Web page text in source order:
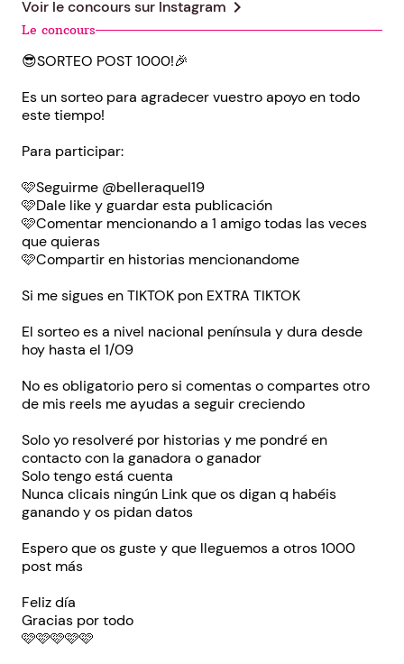
Voir le concours sur Instagram chevron_right
Le concours
😎SORTEO POST 1000!🎉
Es un sorteo para agradecer vuestro apoyo en todo
este tiempo!
Para participar:
🩷Seguirme @belleraquel19
🩷Dale like y guardar esta publicación
🩷Comentar mencionando a 1 amigo todas las veces
que quieras
🩷Compartir en historias mencionandome
Si me sigues en TIKTOK pon EXTRA TIKTOK
El sorteo es a nivel nacional península y dura desde
hoy hasta el 1/09
No es obligatorio pero si comentas o compartes otro
de mis reels me ayudas a seguir creciendo
Solo yo resolveré por historias y me pondré en
contacto con la ganadora o ganador
Solo tengo está cuenta
Nunca clicais ningún Link que os digan q habéis
ganando y os pidan datos
Espero que os guste y que lleguemos a otros 1000
post más
Feliz día
Gracias por todo
🩷🩷🩷🩷🩷